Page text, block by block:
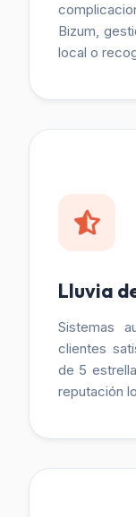
Bizum,
local o
Lluvia
Sistemas
clientes
de 5
reputación